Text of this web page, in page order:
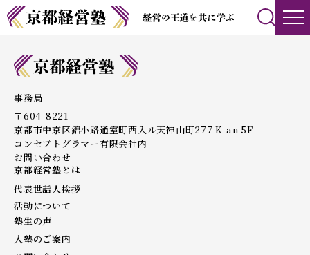
事務局
〒604-8221
京都市中京区錦小路通室町西入ル天神山町277 K-an 5F
コンセプトグラマー有限会社内
お問い合わせ
京都経営塾とは
代表世話人挨拶
活動について
塾生の声
入塾のご案内